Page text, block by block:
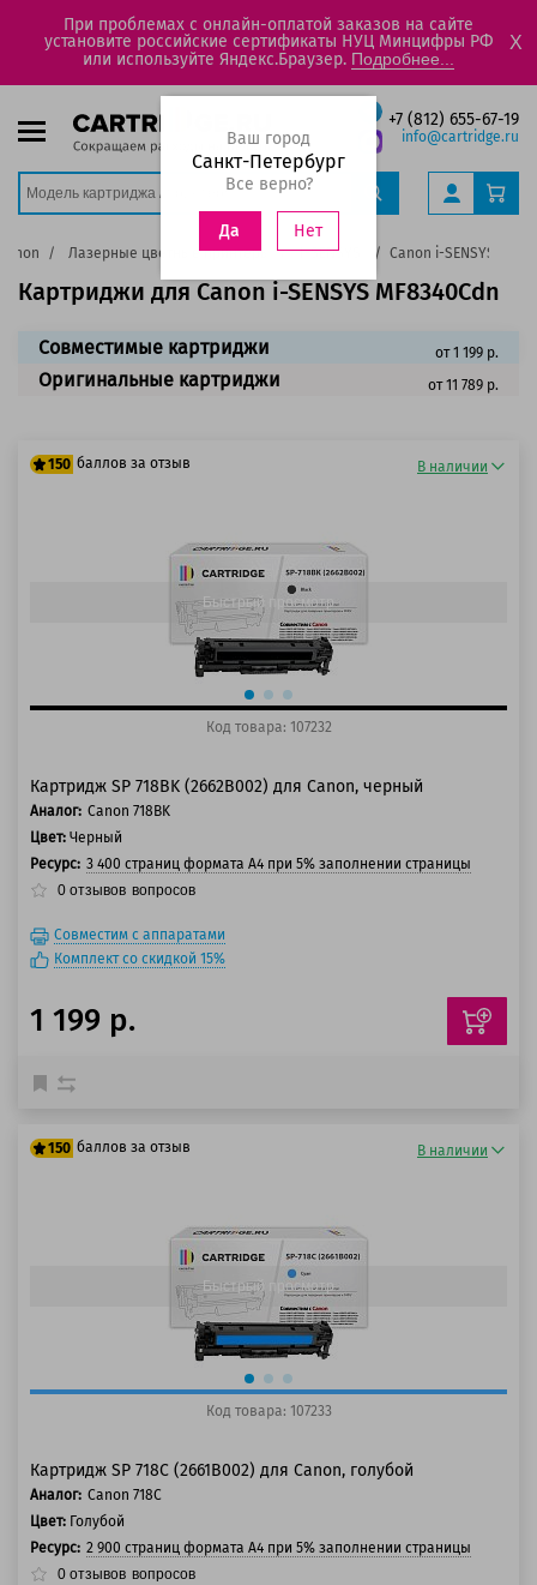
При проблемах с онлайн-оплатой заказов на сайте
установите российские сертификаты НУЦ Минцифры РФ
или используйте Яндекс.Браузер. Подробнее...
X
+7 (812) 655-67-19
info@cartridge.ru
Ваш город
Санкт-Петербург
Все верно?
Да Нет
Лазерные цветные принтеры I-SENSYS Canon i-SENSYS
Картриджи для Canon i-SENSYS MF8340Cdn
Совместимые картриджи от 1 199 р.
Оригинальные картриджи от 11 789 р.
150 баллов за отзыв В наличии
Быстрый просмотр
Код товара: 107232
Картридж SP 718BK (2662B002) для Canon, черный
Аналог: Canon 718BK
Цвет: Черный
Ресурс: 3 400 страниц формата А4 при 5% заполнении страницы
0 отзывов вопросов
Совместим с аппаратами
Комплект со скидкой 15%
1 199 р.
150 баллов за отзыв В наличии
Быстрый просмотр
Код товара: 107233
Картридж SP 718C (2661B002) для Canon, голубой
Аналог: Canon 718C
Цвет: Голубой
Ресурс: 2 900 страниц формата А4 при 5% заполнении страницы
0 отзывов вопросов